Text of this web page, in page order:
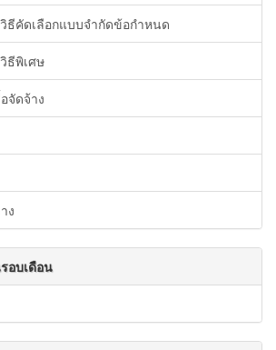
ธีคัดเลือกแบบจำกัดข้อกำหนด
ธีพิเศษ
จัดจ้าง
ง
อบเดือน